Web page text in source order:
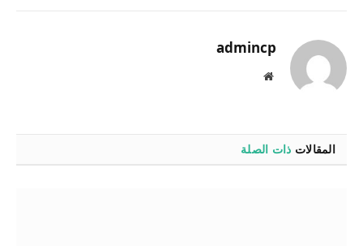
admincp
موقع
المقالات ذات الصلة